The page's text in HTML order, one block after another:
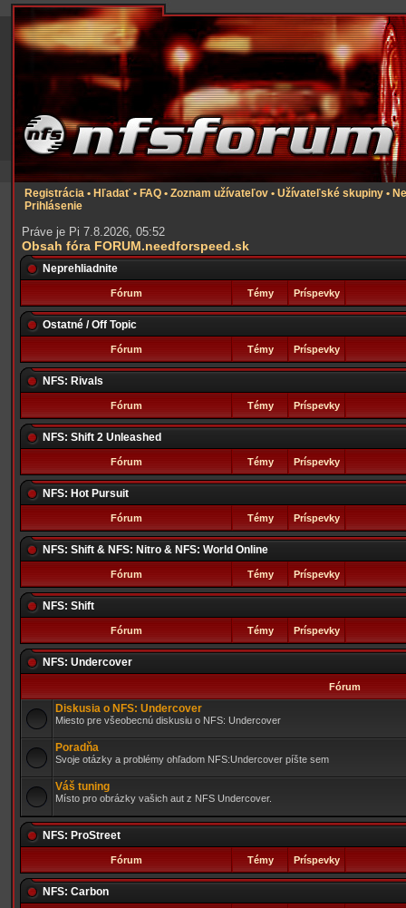
Registrácia • Hľadať • FAQ • Zoznam užívateľov • Užívateľské skupiny •
Prihlásenie
Práve je Pi 7.8.2026, 05:52
Obsah fóra FORUM.needforspeed.sk
Neprehliadnite
Fórum Témy Príspevky
Ostatné / Off Topic
Fórum Témy Príspevky
NFS: Rivals
Fórum Témy Príspevky
NFS: Shift 2 Unleashed
Fórum Témy Príspevky
NFS: Hot Pursuit
Fórum Témy Príspevky
NFS: Shift & NFS: Nitro & NFS: World Online
Fórum Témy Príspevky
NFS: Shift
Fórum Témy Príspevky
NFS: Undercover
Fórum
Diskusia o NFS: Undercover
Miesto pre všeobecnú diskusiu o NFS: Undercover
Poradňa
Svoje otázky a problémy ohľadom NFS:Undercover píšte sem
Váš tuning
Místo pro obrázky vašich aut z NFS Undercover.
NFS: ProStreet
Fórum Témy Príspevky
NFS: Carbon